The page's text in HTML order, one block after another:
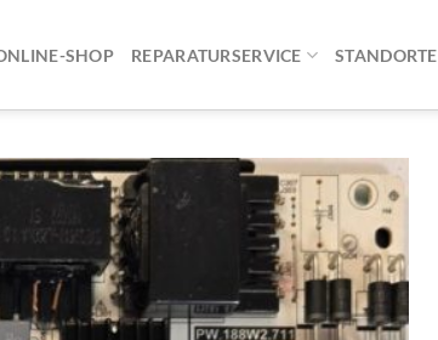
SHOP REPARATURSERVICE STANDORTE